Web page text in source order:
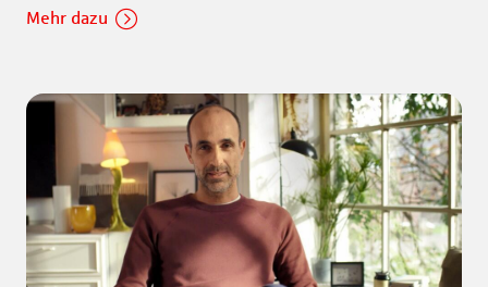
Mehr dazu